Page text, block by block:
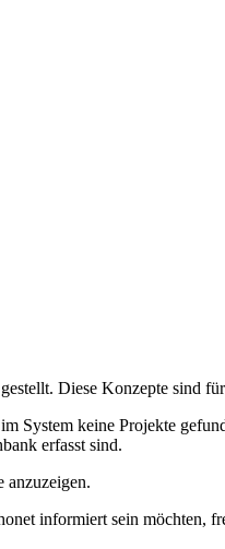
Diese Konzepte sind
System keine Projekte
erfasst sind.
anzuzeigen.
informiert sein möchten,